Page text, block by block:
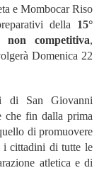
e Mombocar Riso
della 15°
non competitiva,
Domenica 22
di San Giovanni
che fin dalla prima
di promuovere
i cittadini di tutte le
atletica e di